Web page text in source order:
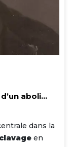
aboli...
dans la
en